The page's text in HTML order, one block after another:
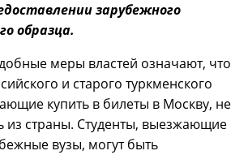
зарубежного
образца.
меры властей означают, что
и старого туркменского
купить в билеты в Москву, не
из страны. Студенты, выезжающие
вузы, могут быть